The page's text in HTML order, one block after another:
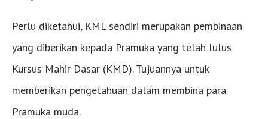
Perlu diketahui, KML sendiri merupakan pembinaan
yang diberikan kepada Pramuka yang telah lulus
Kursus Mahir Dasar (KMD). Tujuannya untuk
memberikan pengetahuan dalam membina para
Pramuka muda.